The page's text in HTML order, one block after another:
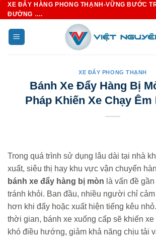
Bỏ
qua
nội
dung
XE ĐẨY HÀNG PHONG THẠNH-VỮNG BƯỚC
ĐƯỜNG ….
XE ĐẨY PHONG THẠNH
Bánh Xe Đẩy Hàng Bị
Pháp Khiến Xe Chạy
Trong quá trình sử dụng lâu dài tại nhà
xuất, siêu thị hay khu vực vận chuyển
bánh xe đẩy hàng bị mòn là vấn đề
tránh khỏi. Ban đầu, nhiều người chỉ
hơn khi đẩy hoặc xuất hiện tiếng kêu
thời gian, bánh xe xuống cấp sẽ khiến xe
khó điều hướng, giảm khả năng chịu tải